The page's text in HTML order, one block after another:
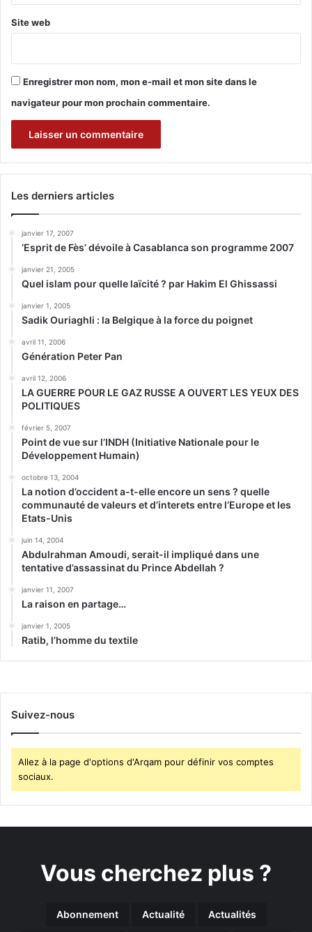
a
l
e
C
h
b
e
Site web
Enregistrer mon nom, mon e-mail et mon site dans le
navigateur pour mon prochain commentaire.
Les derniers articles
janvier 17, 2007
‘Esprit de Fès’ dévoile à Casablanca son programme 2007
janvier 21, 2005
Quel islam pour quelle laïcité ? par Hakim El Ghissassi
janvier 1, 2005
Sadik Ouriaghli : la Belgique à la force du poignet
avril 11, 2006
Génération Peter Pan
avril 12, 2006
LA GUERRE POUR LE GAZ RUSSE A OUVERT LES YEUX DES
POLITIQUES
février 5, 2007
Point de vue sur l’INDH (Initiative Nationale pour le
Développement Humain)
octobre 13, 2004
La notion d’occident a-t-elle encore un sens ? quelle
communauté de valeurs et d’interets entre l’Europe et les
Etats-Unis
juin 14, 2004
Abdulrahman Amoudi, serait-il impliqué dans une
tentative d’assassinat du Prince Abdellah ?
janvier 11, 2007
La raison en partage…
janvier 1, 2005
Ratib, l’homme du textile
Suivez-nous
Allez à la page d'options d'Arqam pour définir vos comptes
sociaux.
Vous cherchez plus ?
Abonnement Actualité Actualités